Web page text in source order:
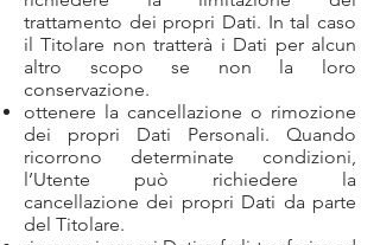
trattamento dei propri Dati. In tal caso
il Titolare non tratterà i Dati per alcun
altro scopo se non la loro
conservazione.
ottenere la cancellazione o rimozione
dei propri Dati Personali. Quando
ricorrono determinate condizioni,
l’Utente può richiedere la
cancellazione dei propri Dati da parte
del Titolare.